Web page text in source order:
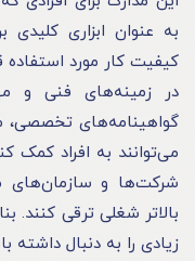
به عنوان ابزاری
کیفیت کار مورد استفاده
در زمینه‌های فنی و
گواهینامه‌های تخصصی،
می‌توانند به افراد کمک
شرکت‌ها و
زیادی را به دنبال داشته